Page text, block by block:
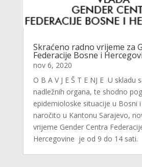
Skraćeno radno vrijeme za
Federacije Bosne i
nov 6, 2020
O B A V J E Š T E NJ E U skladu
nadležnih organa, te shodno
epidemioloske situacije u Bosni
naročito u Kantonu Sarajevo,
vrijeme Gender Centra
Hercegovine je od 9 do 14 sati.